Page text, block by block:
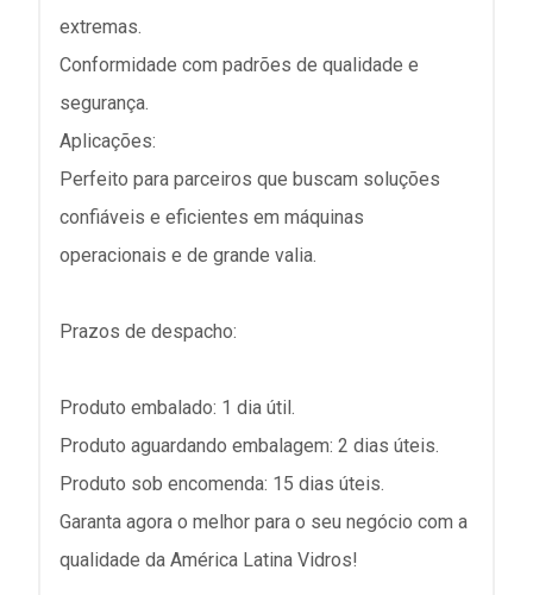
extremas.
Conformidade com padrões de qualidade e
segurança.
Aplicações:
Perfeito para parceiros que buscam soluções
confiáveis e eficientes em máquinas
operacionais e de grande valia.
Prazos de despacho:
Produto embalado: 1 dia útil.
Produto aguardando embalagem: 2 dias úteis.
Produto sob encomenda: 15 dias úteis.
Garanta agora o melhor para o seu negócio com a
qualidade da América Latina Vidros!